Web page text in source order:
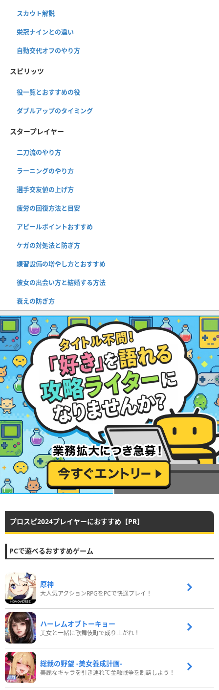
スカウト解説
栄冠ナインとの違い
自動交代オフのやり方
スピリッツ
役一覧とおすすめの役
ダブルアップのタイミング
スタープレイヤー
二刀流のやり方
ラーニングのやり方
選手交友値の上げ方
疲労の回復方法と目安
アピールポイントおすすめ
ケガの対処法と防ぎ方
練習設備の増やし方とおすすめ
彼女の出会い方と結婚する方法
衰えの防ぎ方
プロスピ2024プレイヤーにおすすめ【PR】
PCで遊べるおすすめゲーム
原神
大人気アクションRPGをPCで快適プレイ！
ハーレムオブトーキョー
美女と一緒に歌舞伎町で成り上がれ！
総裁の野望 -美女養成計画-
美麗なキャラを引き連れて金融戦争を制覇しよう！